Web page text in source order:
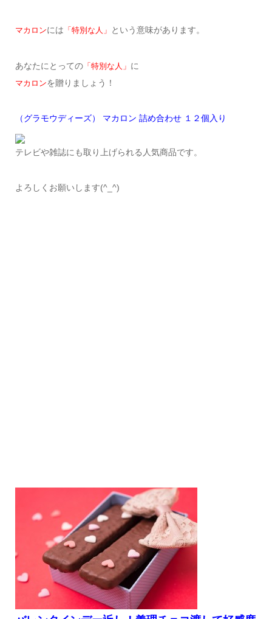
マカロンには 「特別な人」 という意味があります。
あなたにとっての「特別な人」 に
マカロンを贈りましょう！
（グラモウディーズ） マカロン 詰め合わせ １２個入り
テレビや雑誌にも取り上げられる人気商品です。
よろしくお願いします(^_^)